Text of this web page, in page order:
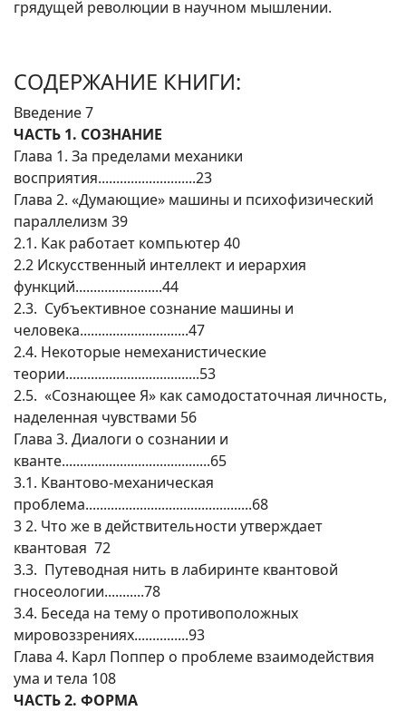
грядущей революции в научном мышлении.
СОДЕРЖАНИЕ КНИГИ:
Введение 7
ЧАСТЬ 1. СОЗНАНИЕ
Глава 1. За пределами механики
восприятия...........................23
Глава 2. «Думающие» машины и психофизический
параллелизм 39
2.1. Как работает компьютер 40
2.2 Искусственный интеллект и иерархия
функций........................44
2.3. Субъективное сознание машины и
человека..............................47
2.4. Некоторые немеханистические
теории.....................................53
2.5. «Сознающее Я» как самодостаточная личность,
наделенная чувствами 56
Глава 3. Диалоги о сознании и
кванте.........................................65
3.1. Квантово-механическая
проблема..............................................68
3 2. Что же в действительности утверждает
квантовая 72
3.3. Путеводная нить в лабиринте квантовой
гносеологии...........78
3.4. Беседа на тему о противоположных
мировоззрениях...............93
Глава 4. Карл Поппер о проблеме взаимодействия
ума и тела 108
ЧАСТЬ 2. ФОРМА